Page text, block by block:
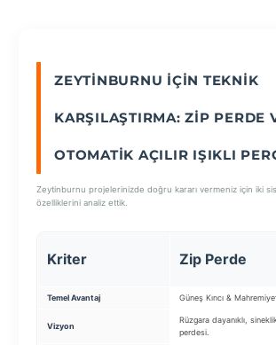
ZEYTINBURNU İÇIN TEKNIK
KARŞILAŞTIRMA: ZIP PERDE
OTOMATIK AÇILIR IŞIKLI
Zeytinburnu projelerinizde doğru kararı vermeniz için iki
özelliklerini analiz ettik.
Kriter Zip Perde
Temel Avantaj Güneş Kırıcı &
Vizyon
Rüzgara dayanıklı,
perdesi.